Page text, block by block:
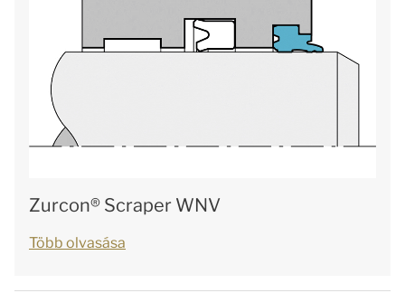
Zurcon® Scraper WNV
Több olvasása